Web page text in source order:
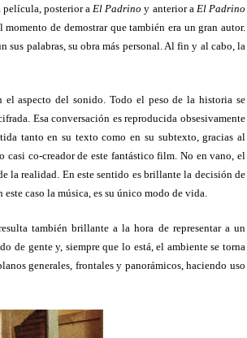
película, posterior aEl Padrino y anterior a El Padrino
de demostrar que también era un gran autor.
sus palabras, su obra más personal. Al fin y al cabo, la
aspecto del sonido. Todo el peso de la historia se
Esa conversación es reproducida obsesivamente
tanto en su texto como en su subtexto, gracias al
co-creador de este fantástico film. No en vano, el
la realidad. En este sentido es brillante la decisión de
este caso la música, es su único modo de vida.
también brillante a la hora de representar a un
de gente y, siempre que lo está, el ambiente se torna
generales, frontales y panorámicos, haciendo uso